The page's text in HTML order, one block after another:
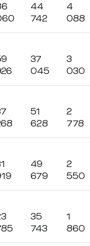
44
742
4
088
37
045
3
030
51
628
2
778
49
679
2
550
35
743
1
860